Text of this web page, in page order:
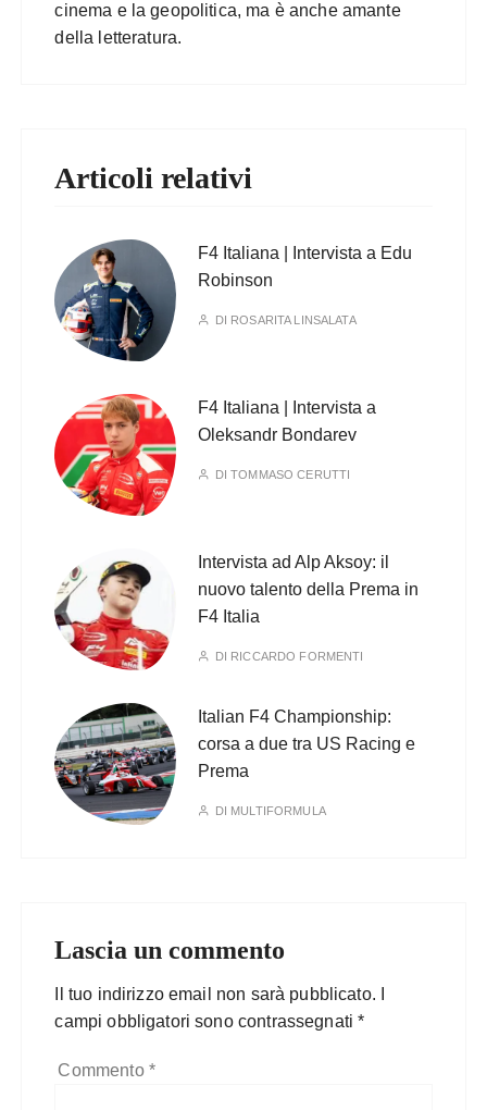
cinema e la geopolitica, ma è anche amante
della letteratura.
Articoli relativi
F4 Italiana | Intervista a Edu
Robinson
DI ROSARITA LINSALATA
F4 Italiana | Intervista a
Oleksandr Bondarev
DITOMMASO CERUTTI
Intervista ad Alp Aksoy: il
nuovo talento della Prema in
F4 Italia
DI RICCARDO FORMENTI
Italian F4 Championship:
corsa a due tra US Racing e
Prema
DI MULTIFORMULA
Lascia un commento
Il tuo indirizzo email non sarà pubblicato.
campi obbligatori sono contrassegnati*
Commento *